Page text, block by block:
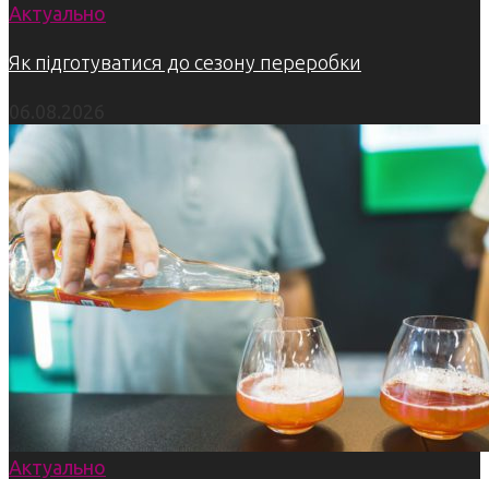
Актуально
Як підготуватися до сезону переробки
Актуально